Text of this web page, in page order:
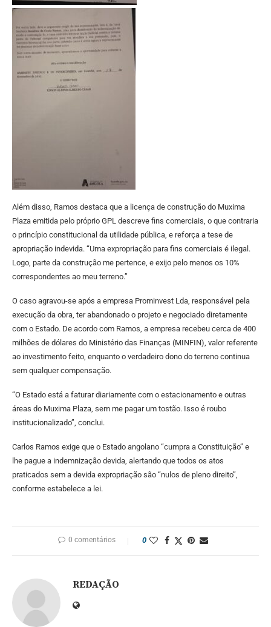
Além disso, Ramos destaca que a licença de construção do Muxima
Plaza emitida pelo próprio GPL descreve fins comerciais, o que contraria
o princípio constitucional da utilidade pública, e reforça a tese de
apropriação indevida. “Uma expropriação para fins comerciais é ilegal.
Logo, parte da construção me pertence, e exijo pelo menos os 10%
correspondentes ao meu terreno.”
O caso agravou-se após a empresa Prominvest Lda, responsável pela
execução da obra, ter abandonado o projeto e negociado diretamente
com o Estado. De acordo com Ramos, a empresa recebeu cerca de 400
milhões de dólares do Ministério das Finanças (MINFIN), valor referente
ao investimento feito, enquanto o verdadeiro dono do terreno continua
sem qualquer compensação.
“O Estado está a faturar diariamente com o estacionamento e outras
áreas do Muxima Plaza, sem me pagar um tostão. Isso é roubo
institucionalizado”, conclui.
Carlos Ramos exige que o Estado angolano “cumpra a Constituição” e
lhe pague a indemnização devida, alertando que todos os atos
praticados sem a devida expropriação são “nulos de pleno direito”,
conforme estabelece a lei.
0 comentários 0
REDAÇÃO